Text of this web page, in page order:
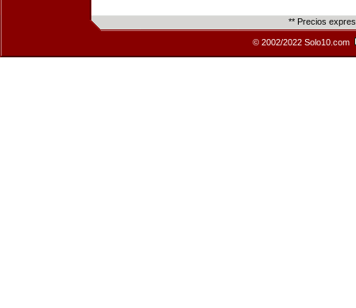
** Precios
© 2002/2022 Solo10.com